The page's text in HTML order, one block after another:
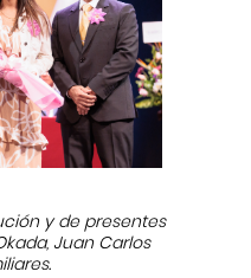
y de presentes
Juan Carlos